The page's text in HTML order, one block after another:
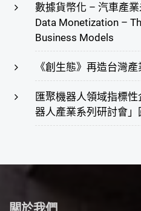
數據貨幣化 – 汽車產
Data Monetization –
Business Models
《創生態》再造台灣
匯聚機器人領域指標
器人產業系列研討會」